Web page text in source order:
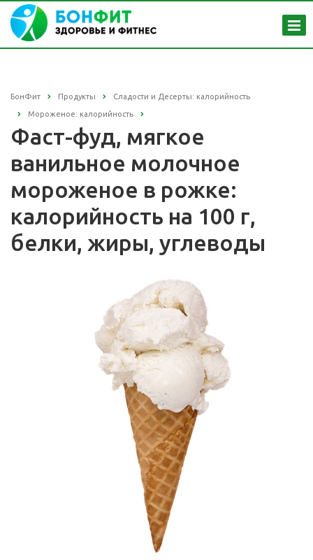
БонФит Продукты Сладости и Десерты: калорийность
Мороженое: калорийность
Фаст-фуд, мягкое
ванильное молочное
мороженое в рожке:
калорийность на 100 г,
белки, жиры, углеводы